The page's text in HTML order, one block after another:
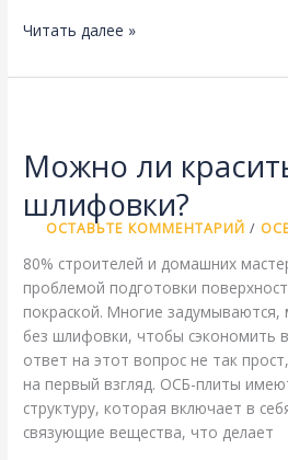
Как
ОСБ
Читать далее »
Можно ли
шлифовки?
ОСТАВЬТЕ КОММЕНТАРИЙ /
80% строителей и домашних
проблемой подготовки
покраской. Многие
без шлифовки, чтобы сэкономить
ответ на этот вопрос не так
на первый взгляд. ОСБ-плиты
структуру, которая включает в
связующие вещества, что делает